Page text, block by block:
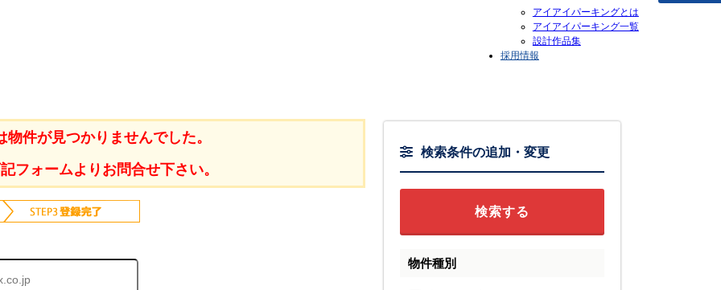
アイアイパーキングとは
アイアイパーキング一覧
設計作品集
採用情報
件が見つかりませんでした。
フォームよりお問合せ下さい。
検索条件の追加・変更
物件種別